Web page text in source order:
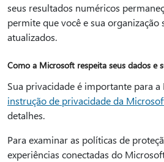
seus resultados numéricos
permite que você e sua organização
atualizados.
Como a Microsoft respeita seus dados e
Sua privacidade é importante para
instrução de privacidade da
detalhes.
Para examinar as políticas de
experiências conectadas do